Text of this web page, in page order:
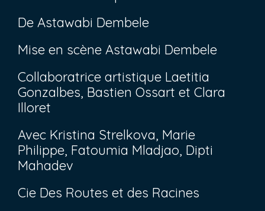
De Astawabi Dembele
Mise en scène Astawabi Dembele
Collaboratrice artistique Laetitia
Gonzalbes, Bastien Ossart et Clara
Illoret
Avec Kristina Strelkova, Marie
Philippe, Fatoumia Mladjao, Dipti
Mahadev
Cie Des Routes et des Racines